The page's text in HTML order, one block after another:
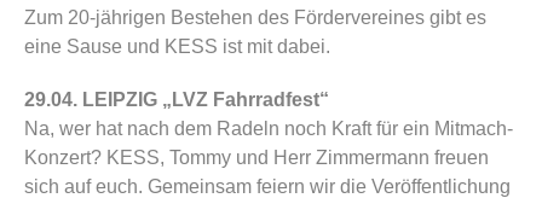
Zum 20-jährigen Bestehen des Fördervereines gibt es
eine Sause und KESS ist mit dabei.
29.04. LEIPZIG „LVZ Fahrradfest“
Na, wer hat nach dem Radeln noch Kraft für ein Mitmach-
Konzert? KESS, Tommy und Herr Zimmermann freuen
sich auf euch. Gemeinsam feiern wir die Veröffentlichung